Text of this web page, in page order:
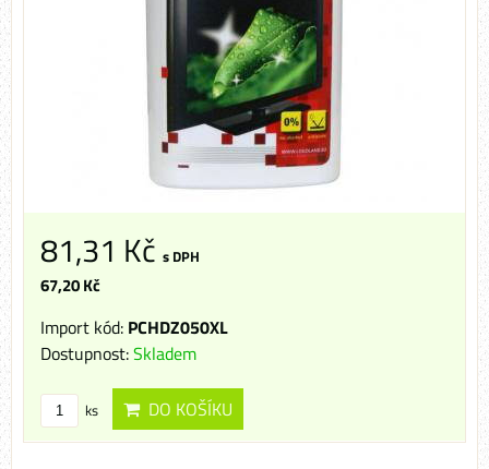
81,31 Kč s DPH
67,20 Kč
Import kód: PCHDZ050XL
Dostupnost:Skladem
ks DO KOŠÍKU